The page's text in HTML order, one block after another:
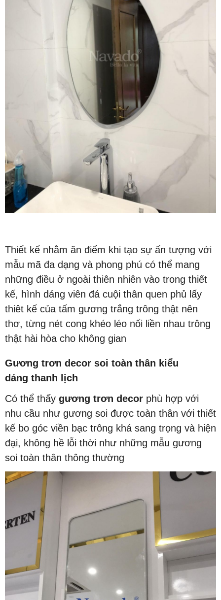
Thiết kế nhằm ăn điểm khi tạo sự ấn tượng với
mẫu mã đa dạng và phong phú có thể mang
những điều ở ngoài thiên nhiên vào trong thiết
kế, hình dáng viên đá cuội thân quen phủ lấy
thiêt kế của tấm gương trắng trông thật nên
thơ, từng nét cong khéo léo nổi liền nhau trông
thật hài hòa cho không gian
Gương trơn decor soi toàn thân kiểu
dáng thanh lịch
Có thể thấy gương trơn decor phù hợp với
nhu cầu như gương soi được toàn thân với thiết
kế bo góc viền bạc trông khá sang trọng và hiện
đại, không hề lỗi thời như những mẫu gương
soi toàn thân thông thường